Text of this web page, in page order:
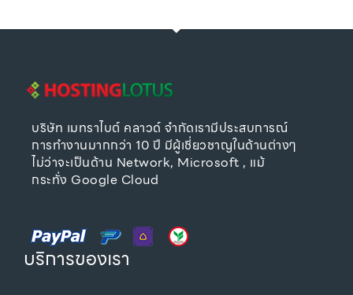
บริษัท เมทราไบต์ คลาวด์ จำกัดเรามีประสบการณ์
การทำงานมากกว่า 10 ปี มีผู้เชี่ยวชาญในด้านต่างๆ
ไม่ว่าจะเป็นด้าน Network, Microsoft , แม้
กระทั่ง Google Cloud
บริการของเรา